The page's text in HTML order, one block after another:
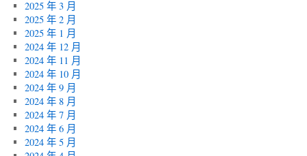
2025 年 3 月
2025 年 2 月
2025 年 1 月
2024 年 12 月
2024 年 11 月
2024 年 10 月
2024 年 9 月
2024 年 8 月
2024 年 7 月
2024 年 6 月
2024 年 5 月